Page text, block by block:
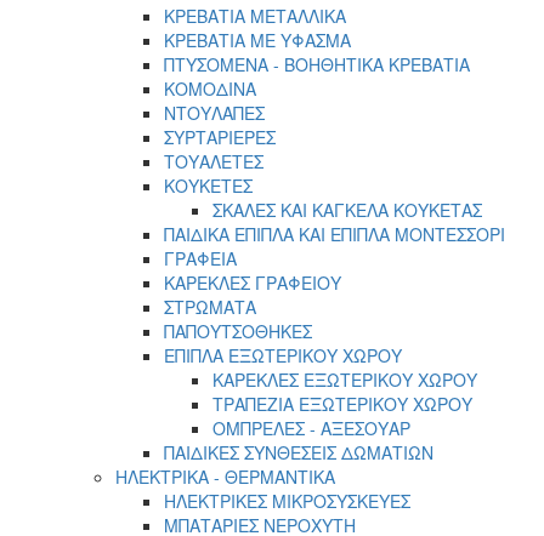
ΚΡΕΒΑΤΙΑ ΜΕΤΑΛΛΙΚΑ
ΚΡΕΒΑΤΙΑ ΜΕ ΥΦΑΣΜΑ
ΠΤΥΣΟΜΕΝΑ - ΒΟΗΘΗΤΙΚΑ ΚΡΕΒΑΤΙΑ
ΚΟΜΟΔΙΝΑ
ΝΤΟΥΛΑΠΕΣ
ΣΥΡΤΑΡΙΕΡΕΣ
ΤΟΥΑΛΕΤΕΣ
ΚΟΥΚΕΤΕΣ
ΣΚΑΛΕΣ ΚΑΙ ΚΑΓΚΕΛΑ ΚΟΥΚΕΤΑΣ
ΠΑΙΔΙΚΑ ΕΠΙΠΛΑ ΚΑΙ ΕΠΙΠΛΑ ΜΟΝΤΕΣΣΟΡΙ
ΓΡΑΦΕΙΑ
ΚΑΡΕΚΛΕΣ ΓΡΑΦΕΙΟΥ
ΣΤΡΩΜΑΤΑ
ΠΑΠΟΥΤΣΟΘΗΚΕΣ
ΕΠΙΠΛΑ ΕΞΩΤΕΡΙΚΟΥ ΧΩΡΟΥ
ΚΑΡΕΚΛΕΣ ΕΞΩΤΕΡΙΚΟΥ ΧΩΡΟΥ
ΤΡΑΠΕΖΙΑ ΕΞΩΤΕΡΙΚΟΥ ΧΩΡΟΥ
ΟΜΠΡΕΛΕΣ - ΑΞΕΣΟΥΑΡ
ΠΑΙΔΙΚΕΣ ΣΥΝΘΕΣΕΙΣ ΔΩΜΑΤΙΩΝ
ΗΛΕΚΤΡΙΚΑ - ΘΕΡΜΑΝΤΙΚΑ
ΗΛΕΚΤΡΙΚΕΣ ΜΙΚΡΟΣΥΣΚΕΥΕΣ
ΜΠΑΤΑΡΙΕΣ ΝΕΡΟΧΥΤΗ